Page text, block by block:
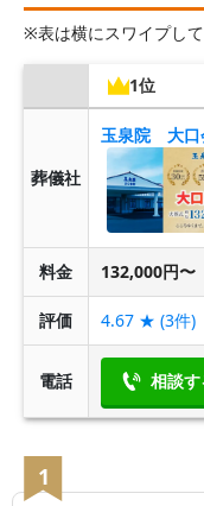
※表は横にスワイプし
1位
葬儀社
玉泉院 大口
料金 132,000円〜
評価 4.67 ★ (3件)
電話 相談す
1